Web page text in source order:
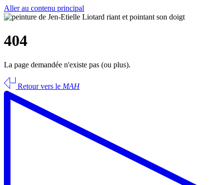
Aller au contenu principal
404
La page demandée n'existe pas (ou plus).
Retour vers le MAH